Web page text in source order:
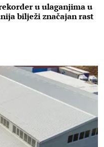
u ulaganjima u
bilježi značajan rast